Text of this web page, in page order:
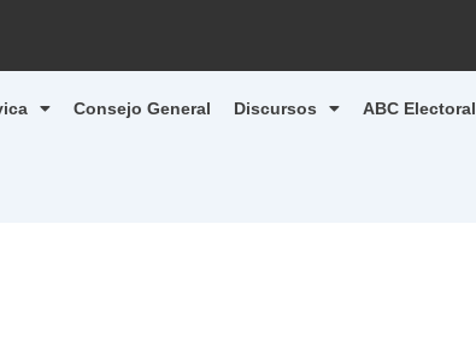
Consejo General Discursos ABC Electoral